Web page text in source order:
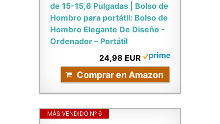
de 15-15,6 Pulgadas | Bolso de
Hombro para portátil: Bolso de
Hombro Elegante De Diseño -
Ordenador – Portátil
24,98 EUR
Comprar en Amazon
MÁS VENDIDO Nº 6